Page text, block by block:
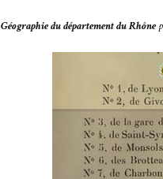
Géographie du département du Rhône